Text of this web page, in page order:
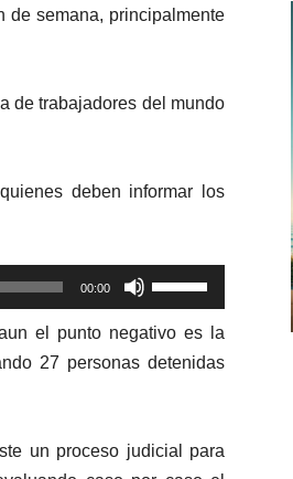
de
para
disminuir
de semana, principalmente
de trabajadores del mundo
deben informar los
00:00
las
teclas
de
para
el punto negativo es la
27 personas detenidas
un proceso judicial para